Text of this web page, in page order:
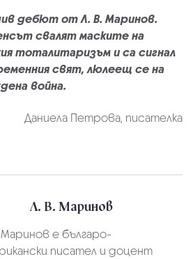
дебют от Л. В. Маринов.
свалят маските на
тоталитаризъм и са сигнал
свят, люлеещ се на
война.
Даниела Петрова, писателка
Л. В. Маринов
Маринов е българо-
писател и доцент